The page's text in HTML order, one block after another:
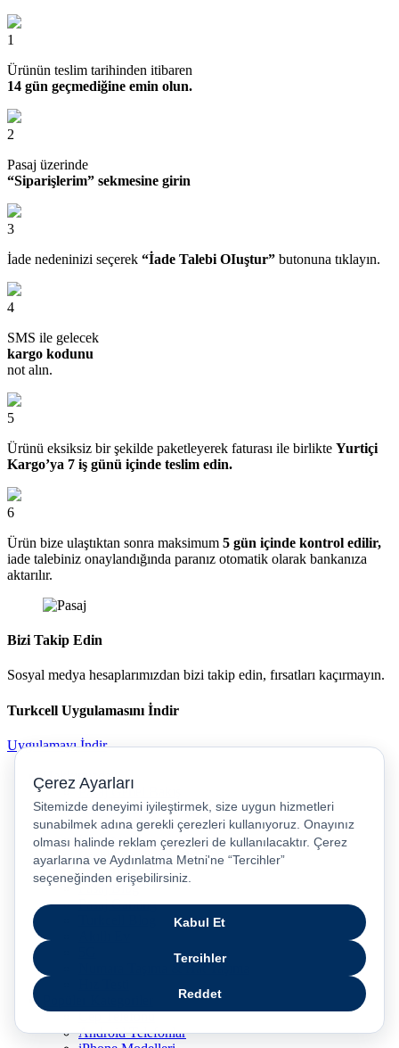
1
Ürünün teslim tarihinden itibaren
14 gün geçmediğine emin olun.
2
Pasaj üzerinde
“Siparişlerim” sekmesine girin
3
İade nedeninizi seçerek “İade Talebi OIuştur” butonuna tıklayın.
4
SMS ile gelecek
kargo kodunu
not alın.
5
Ürünü eksiksiz bir şekilde paketleyerek faturası ile birlikte Yurtiçi
Kargo’ya 7 iş günü içinde teslim edin.
6
Ürün bize ulaştıktan sonra maksimum 5 gün içinde kontrol edilir,
iade talebiniz onaylandığında paranız otomatik olarak bankanıza
aktarılır.
Bizi Takip Edin
Sosyal medya hesaplarımızdan bizi takip edin, fırsatları kaçırmayın.
Turkcell Uygulamasını İndir
Uygulamayı İndir
Hakkımızda
Pasaj Genel Bakış
Haberler & Duyurular
Kurumsal İletişim ve Sürdürürebilirlik
Kariyer
Gizlilik ve Güvenlik
Pasaj İletişim
Pasaj Blog
Pasaj Gaming
Cep Telefonu
Android Telefonlar